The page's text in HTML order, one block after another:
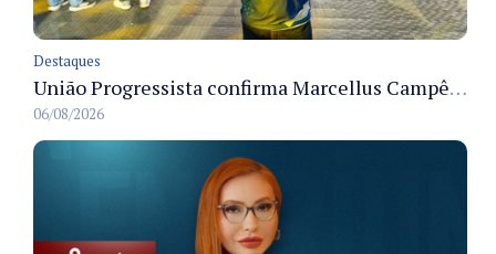
Destaques
União Progressista confirma Marcellus Campêlo como candidato a deputado estadual
06/08/2026